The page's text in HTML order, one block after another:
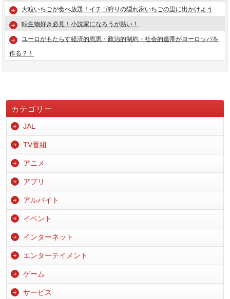
大粒いちごが食べ放題！イチゴ狩りの隠れ家いちごの里に出かけよう
転生物好き必見！小説家になろうが熱い！
ユーロがもたらす経済的恩恵・政治的制約・社会的連帯がヨーロッパを
作る？！
カテゴリー
JAL
TV番組
アニメ
アプリ
アルバイト
イベント
インターネット
エンターテイメント
ゲーム
サービス